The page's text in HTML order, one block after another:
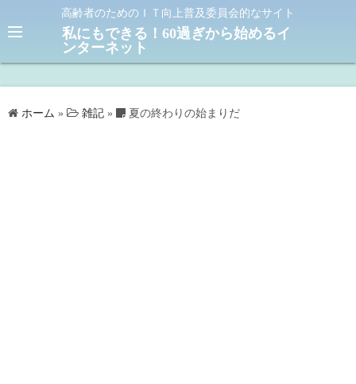
ン
へ
高齢者のためのＩＴ向上普及委員会的なサイト
私にもできる！60過ぎから始めるイ
ンターネット
ホーム » 雑記 » 夏の終わりの始まりだ